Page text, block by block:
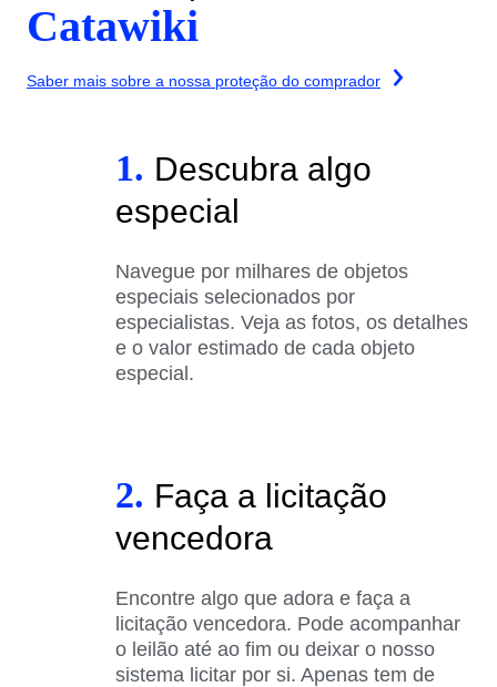
Catawiki
Saber mais sobre a nossa proteção do comprador
1. Descubra algo
especial
Navegue por milhares de objetos
especiais selecionados por
especialistas. Veja as fotos, os detalhes
e o valor estimado de cada objeto
especial.
2. Faça a licitação
vencedora
Encontre algo que adora e faça a
licitação vencedora. Pode acompanhar
o leilão até ao fim ou deixar o nosso
sistema licitar por si. Apenas tem de